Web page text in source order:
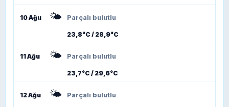
10 Ağu 🌤️ Parçalı bulutlu
23,8°C / 28,9°C
11 Ağu 🌤️ Parçalı bulutlu
23,7°C / 29,6°C
12 Ağu 🌤️ Parçalı bulutlu